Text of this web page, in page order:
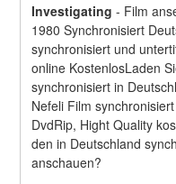
Investigating - Film
1980 Synchronisiert
synchronisiert und
online KostenlosLaden
synchronisiert in
Nefeli Film
DvdRip, Hight Quality
den in Deutschland
anschauen?